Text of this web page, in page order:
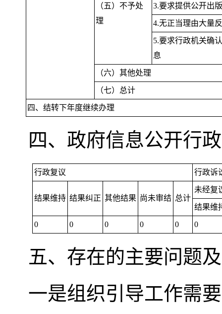
（五）不予处
理
3.要求提供公开出
4.无正当理由大量
5.要求行政机关确
息
（六）其他处理
（七）总计
四、结转下年度继续办理
四、政府信息公开行
行政复议 行政诉
结果维持 结果纠正 其他结果 尚未审结 总计
未经复
结果维
0 0 0 0 0 0
五、存在的主要问题
一是组织引导工作需